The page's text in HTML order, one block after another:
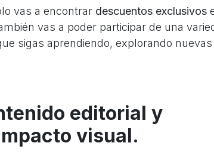
vas a encontrar descuentos exclusivos
vas a poder participar de una
sigas aprendiendo, explorando nuevas
editorial y
visual.